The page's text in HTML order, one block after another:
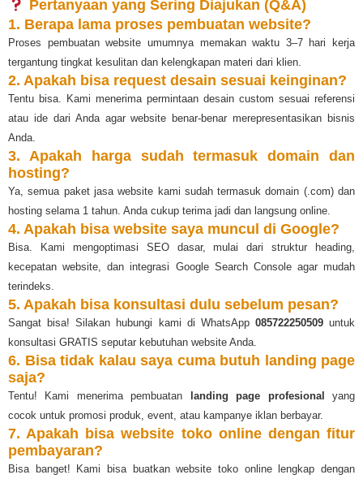
Pertanyaan yang Sering Diajukan (Q&A)
1. Berapa lama proses pembuatan website?
Proses pembuatan website umumnya memakan waktu 3–7 hari kerja
tergantung tingkat kesulitan dan kelengkapan materi dari klien.
2. Apakah bisa request desain sesuai keinginan?
Tentu bisa. Kami menerima permintaan desain custom sesuai referensi
atau ide dari Anda agar website benar-benar merepresentasikan bisnis
Anda.
3. Apakah harga sudah termasuk domain dan
hosting?
Ya, semua paket jasa website kami sudah termasuk domain (.com) dan
hosting selama 1 tahun. Anda cukup terima jadi dan langsung online.
4. Apakah bisa website saya muncul di Google?
Bisa. Kami mengoptimasi SEO dasar, mulai dari struktur heading,
kecepatan website, dan integrasi Google Search Console agar mudah
terindeks.
5. Apakah bisa konsultasi dulu sebelum pesan?
Sangat bisa! Silakan hubungi kami di WhatsApp 085722250509untuk
konsultasi GRATIS seputar kebutuhan website Anda.
6. Bisa tidak kalau saya cuma butuh landing page
saja?
Tentu! Kami menerima pembuatan landing page profesional
yang
cocok untuk promosi produk, event, atau kampanye iklan berbayar.
7. Apakah bisa website toko online dengan fitur
pembayaran?
Bisa banget! Kami bisa buatkan website toko online lengkap dengan